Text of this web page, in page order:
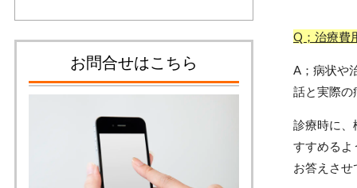
Q；治療費
A；病状や
話と実際の
診療時に、
すすめる
お答えさせ
お問合せはこちら